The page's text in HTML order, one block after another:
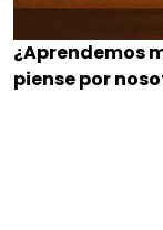
¿Aprendemos
piense por